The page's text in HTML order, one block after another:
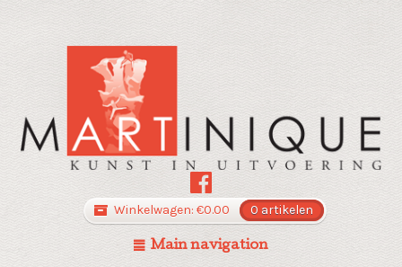
Winkelwagen: €0.00 0 artikelen
Main navigation